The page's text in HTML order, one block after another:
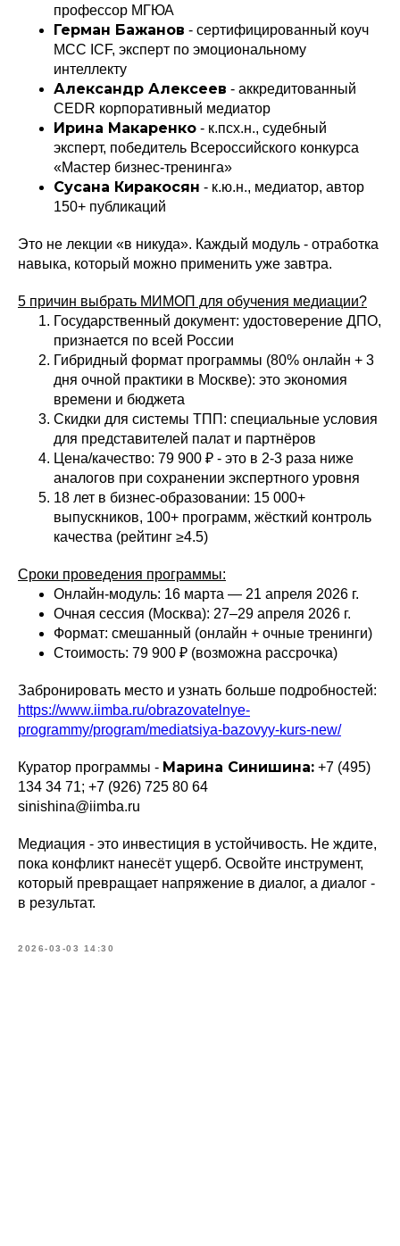
профессор МГЮА
Герман Бажанов - сертифицированный коуч
MCC ICF, эксперт по эмоциональному
интеллекту
Александр Алексеев - аккредитованный
CEDR корпоративный медиатор
Ирина Макаренко - к.псх.н., судебный
эксперт, победитель Всероссийского конкурса
«Мастер бизнес-тренинга»
Сусана Киракосян - к.ю.н., медиатор, автор
150+ публикаций
Это не лекции «в никуда». Каждый модуль - отработка
навыка, который можно применить уже завтра.
5 причин выбрать МИМОП для обучения медиации?
Государственный документ: удостоверение ДПО,
признается по всей России
Гибридный формат программы (80% онлайн + 3
дня очной практики в Москве): это экономия
времени и бюджета
Скидки для системы ТПП: специальные условия
для представителей палат и партнёров
Цена/качество: 79 900 ₽ - это в 2-3 раза ниже
аналогов при сохранении экспертного уровня
18 лет в бизнес-образовании: 15 000+
выпускников, 100+ программ, жёсткий контроль
качества (рейтинг ≥4.5)
Сроки проведения программы:
Онлайн-модуль: 16 марта — 21 апреля 2026 г.
Очная сессия (Москва): 27–29 апреля 2026 г.
Формат: смешанный (онлайн + очные тренинги)
Стоимость: 79 900 ₽ (возможна рассрочка)
Забронировать место и узнать больше подробностей:
https://www.iimba.ru/obrazovatelnye-
programmy/program/mediatsiya-bazovyy-kurs-new/
Куратор программы - Марина Синишина: +7 (495)
134 34 71; +7 (926) 725 80 64
sinishina@iimba.ru
Медиация - это инвестиция в устойчивость. Не ждите,
пока конфликт нанесёт ущерб. Освойте инструмент,
который превращает напряжение в диалог, а диалог -
в результат.
2026-03-03 14:30